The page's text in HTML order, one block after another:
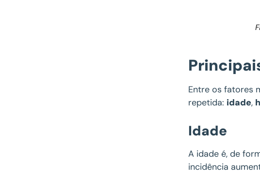
Entre os fatores
repetida: idade,
Idade
A idade é, de
incidência